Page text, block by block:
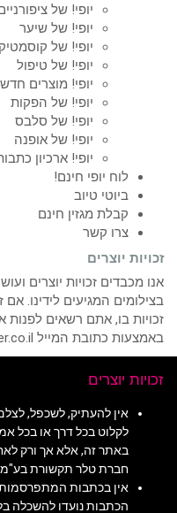
יופי! של
יופי! של שיער
יופי! של
יופי! של טיפול
יופי! מוצרים
יופי! של הפקות
יופי! של סלבס
יופי! של אופנה
יופי! ארכיון
לוח יופי חינם!
ביוטי טיוב
קבלת מגזין חינם
צרו קשר
זכויות יוצרים
אנו מכבדים זכויות יוצרים
בצילומים המגיעים לידינו.
זכויות בו, אתם רשאים לפנות
באמצעות כתובת המייל taler@taler.co.il
זכויות יוצרים
אין להעתיק, לשכפל,
לקלוט בכל דרך או בכל
באתר זה, אלא אך ורק
חברת טלר תקשורת בע"מ.
אין בכתבות המתפרסמות
הכתבות נועדו להשכלה